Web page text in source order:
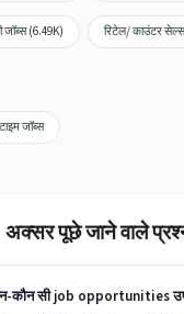
(6.49K) रिटेल/ काउंटर
जॉब्स
अक्सर पूछे जाने वाले
कौन सी job opportunities